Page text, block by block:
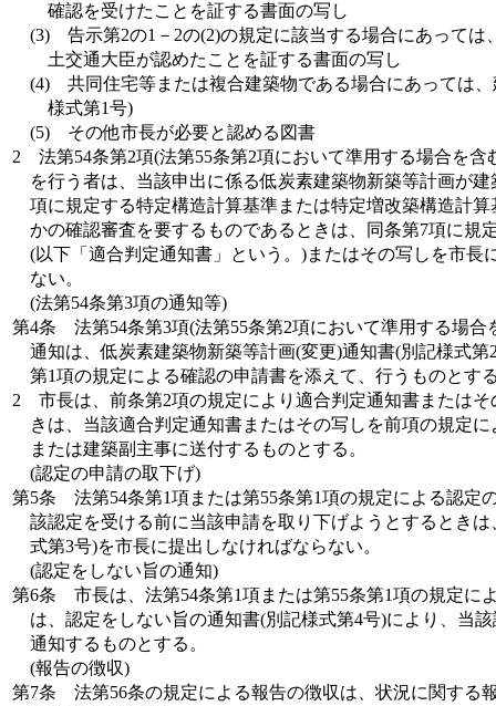
確認を受けたことを証する書面の写し
(3) 告示第2の1－2の(2)の規定に該当する場合にあっては
土交通大臣が認めたことを証する書面の写し
(4) 共同住宅等または複合建築物である場合にあっては
様式第1号)
(5) その他市長が必要と認める図書
2 法第54条第2項(法第55条第2項において準用する場合を含
を行う者は、当該申出に係る低炭素建築物新築等計画が建
項に規定する特定構造計算基準または特定増改築構造計
かの確認審査を要するものであるときは、同条第7項に規
(以下「適合判定通知書」という。)またはその写しを市長
ない。
(法第54条第3項の通知等)
第4条 法第54条第3項(法第55条第2項において準用する場合
通知は、低炭素建築物新築等計画(変更)通知書(別記様式第
第1項の規定による確認の申請書を添えて、行うものとす
2 市長は、前条第2項の規定により適合判定通知書または
きは、当該適合判定通知書またはその写しを前項の規定
または建築副主事に送付するものとする。
(認定の申請の取下げ)
第5条 法第54条第1項または第55条第1項の規定による認定
該認定を受ける前に当該申請を取り下げようとするとき
式第3号)を市長に提出しなければならない。
(認定をしない旨の通知)
第6条 市長は、法第54条第1項または第55条第1項の規定に
は、認定をしない旨の通知書(別記様式第4号)により、当
通知するものとする。
(報告の徴収)
第7条 法第56条の規定による報告の徴収は、状況に関する